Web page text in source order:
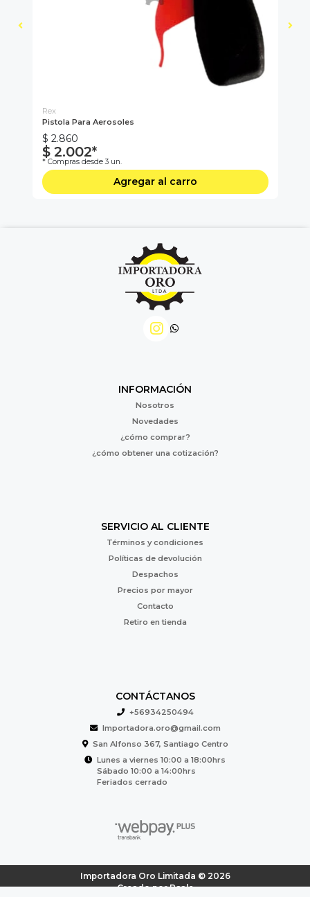
Rex
Pistola Para Aerosoles
$ 2.860
$ 2.002*
* Compras desde 3 un.
Agregar al carro
INFORMACIÓN
Nosotros
Novedades
¿cómo comprar?
¿cómo obtener una cotización?
SERVICIO AL CLIENTE
Términos y condiciones
Políticas de devolución
Despachos
Precios por mayor
Contacto
Retiro en tienda
CONTÁCTANOS
+56934250494
Importadora.oro@gmail.com
San Alfonso 367, Santiago Centro
Lunes a viernes 10:00 a 18:00hrs
Sábado 10:00 a 14:00hrs
Feriados cerrado
Importadora Oro Limitada © 2026
Creado porBsale